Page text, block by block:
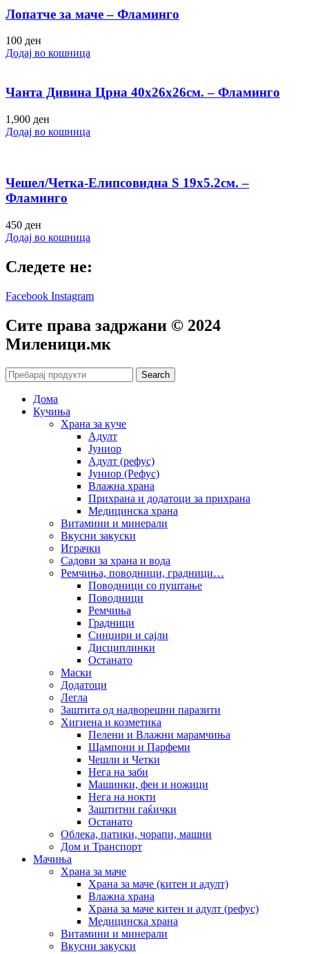
Лопатче за маче – Фламинго
100 ден
Додај во кошница
Чанта Дивина Црна 40х26х26см. – Фламинго
1,900 ден
Додај во кошница
Чешел/Четка-Елипсовидна S 19х5.2см. –
Фламинго
450 ден
Додај во кошница
Следете не:
Facebook Instagram
Сите права задржани © 2024
Mиленици.мк
Search
Дома
Кучиња
Храна за куче
Адулт
Јуниор
Адулт (рефус)
Јуниор (Рефус)
Влажна храна
Прихрана и додатоци за прихрана
Медицинска храна
Витамини и минерали
Вкусни закуски
Играчки
Садови за храна и вода
Ремчиња, поводници, градници…
Поводници со пуштање
Поводници
Ремчиња
Градници
Синџири и сајли
Дисциплинки
Останато
Маски
Додатоци
Легла
Заштита од надворешни паразити
Хигиена и козметика
Пелени и Влажни марамчиња
Шампони и Парфеми
Чешли и Четки
Нега на заби
Машинки, фен и ножици
Нега на нокти
Заштитни гаќички
Останато
Облека, патики, чорапи, машни
Дом и Транспорт
Мачиња
Храна за маче
Храна за маче (китен и адулт)
Влажна храна
Храна за маче китен и адулт (рефус)
Медицинска храна
Витамини и минерали
Вкусни закуски